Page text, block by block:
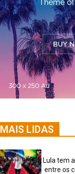
MAIS LIDAS
Lula tem
entre os